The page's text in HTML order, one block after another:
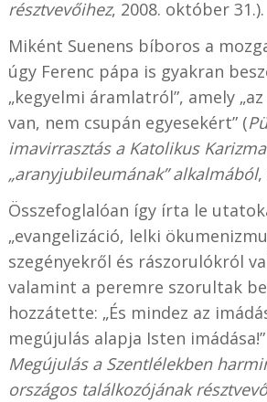
résztvevőihez, 2008. október 31.).
Miként Suenens bíboros a
úgy Ferenc pápa is gyakran
„kegyelmi áramlatról”, amely
van, nem csupán egyesekért” (
imavirrasztás a Katolikus
„aranyjubileumának” alkalmából,
Összefoglalóan így írta le
„evangelizáció, lelki
szegényekről és rászorulókról
valamint a peremre szorultak
hozzátette: „És mindez az
megújulás alapja Isten
Megújulás a Szentlélekben
országos találkozójának